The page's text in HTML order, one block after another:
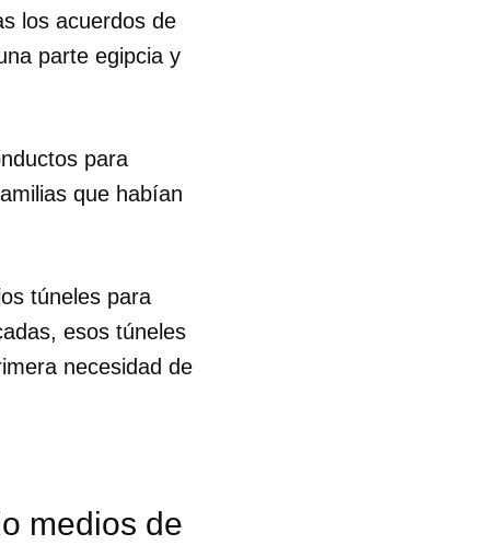
los acuerdos de
parte egipcia y
para
que habían
túneles para
esos túneles
necesidad de
medios de